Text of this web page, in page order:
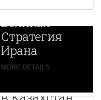
Новая
Великая
Стратегия
Ирана
MORE DETAILS
Путин
в Казахстан